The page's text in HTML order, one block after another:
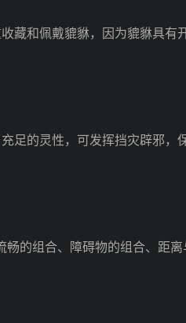
和佩戴貔貅，因为貔貅具有开
的灵性，可发挥挡灾辟邪，
的组合、障碍物的组合、距离